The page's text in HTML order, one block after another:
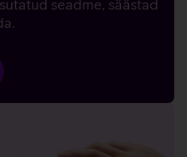
seadme, säästad